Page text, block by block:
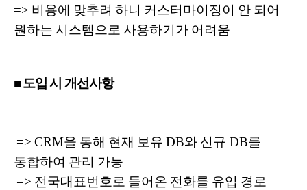
=> 비용에 맞추려 하니 커스터마이징이 안 되어
원하는 시스템으로 사용하기가 어려움
■ 도입 시 개선사항
=> CRM을 통해 현재 보유 DB와 신규 DB를
통합하여 관리 가능
=> 전국대표번호로 들어온 전화를 유입 경로